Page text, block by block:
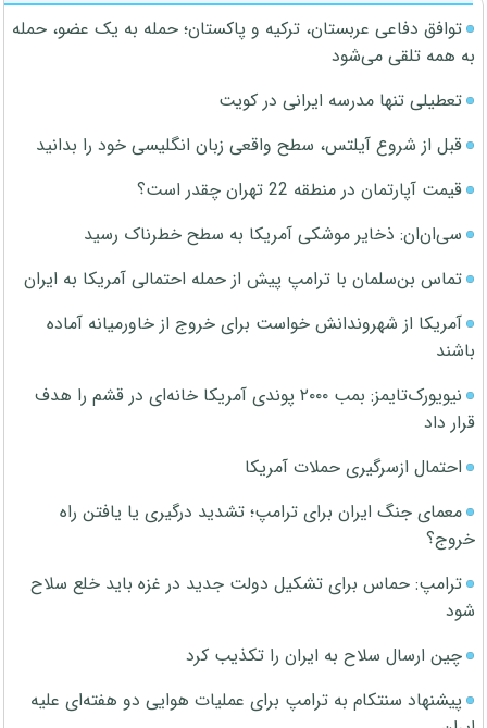
توافق دفاعی عربستان، ترکیه و پاکستان؛ حمله به یک عضو، حمله
به همه تلقی می‌شود
تعطیلی تنها مدرسه ایرانی در کویت
قبل از شروع آیلتس، سطح واقعی زبان انگلیسی خود را بدانید
قیمت آپارتمان در منطقه 22 تهران چقدر است؟
سی‌ان‌ان: ذخایر موشکی آمریکا به سطح خطرناک رسید
تماس بن‌سلمان با ترامپ پیش از حمله احتمالی آمریکا به ایران
آمریکا از شهروندانش خواست برای خروج از خاورمیانه آماده
باشند
نیویورک‌تایمز: بمب ۲۰۰۰ پوندی آمریکا خانه‌ای در قشم را هدف
قرار داد
احتمال ازسرگیری حملات آمریکا
معمای جنگ ایران برای ترامپ؛ تشدید درگیری یا یافتن راه
خروج؟
ترامپ: حماس برای تشکیل دولت جدید در غزه باید خلع سلاح
شود
چین ارسال سلاح به ایران را تکذیب کرد
پیشنهاد سنتکام به ترامپ برای عملیات هوایی دو هفته‌ای علیه